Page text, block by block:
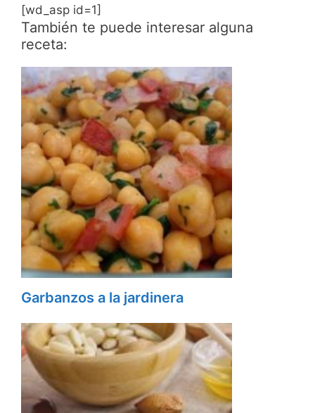
[wd_asp id=1]
También te puede interesar alguna
receta:
Garbanzos a la jardinera